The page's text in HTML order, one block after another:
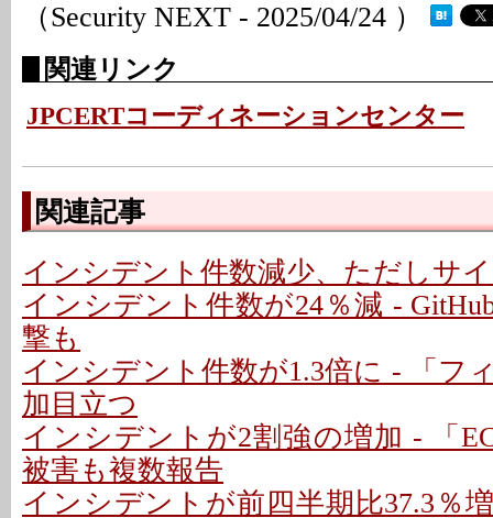
（Security NEXT - 2025/04/24 ）
関連リンク
JPCERTコーディネーションセンター
関連記事
インシデント件数減少、ただしサ
インシデント件数が24％減 -
撃も
インシデント件数が1.3倍に - 「フ
加目立つ
インシデントが2割強の増加 - 「
被害も複数報告
インシデントが前四半期比37.3％